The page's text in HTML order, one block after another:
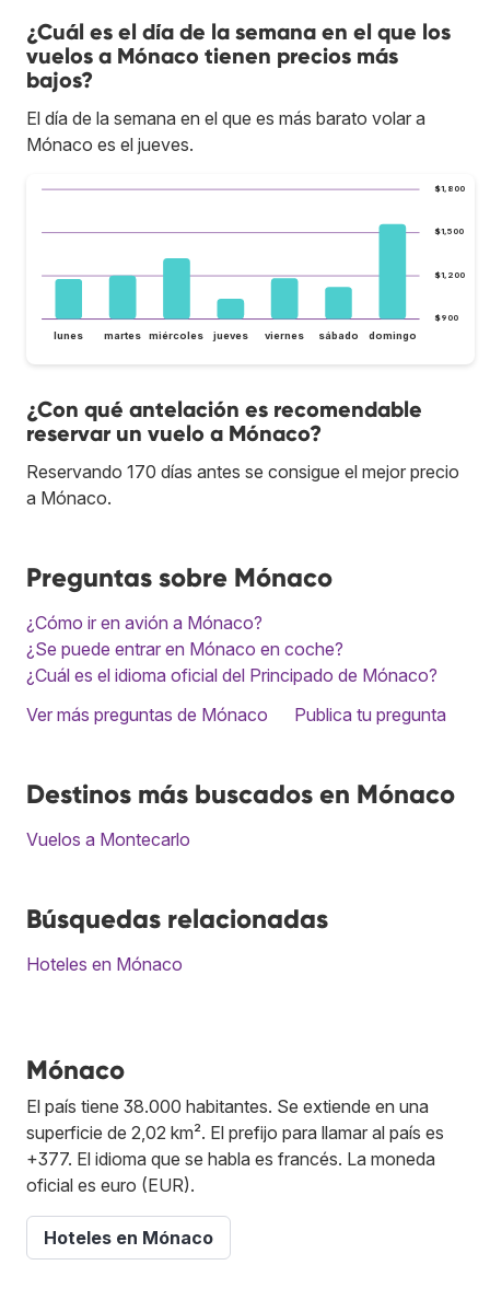
¿Cuál es el día de la semana en el que los
vuelos a Mónaco tienen precios más
bajos?
El día de la semana en el que es más barato volar a
Mónaco es el jueves.
$900
$1,200
$1,500
$1,800
lunes martes miércoles jueves viernes sábado domingo
¿Con qué antelación es recomendable
reservar un vuelo a Mónaco?
Reservando 170 días antes se consigue el mejor precio
a Mónaco.
Preguntas sobre Mónaco
¿Cómo ir en avión a Mónaco?
¿Se puede entrar en Mónaco en coche?
¿Cuál es el idioma oficial del Principado de Mónaco?
Ver más preguntas de Mónaco
Publica tu pregunta
Destinos más buscados en Mónaco
Vuelos a Montecarlo
Búsquedas relacionadas
Hoteles en Mónaco
Mónaco
El país tiene 38.000 habitantes. Se extiende en una
superficie de 2,02 km². El prefijo para llamar al país es
+377. El idioma que se habla es francés. La moneda
oficial es euro (EUR).
Hoteles en Mónaco